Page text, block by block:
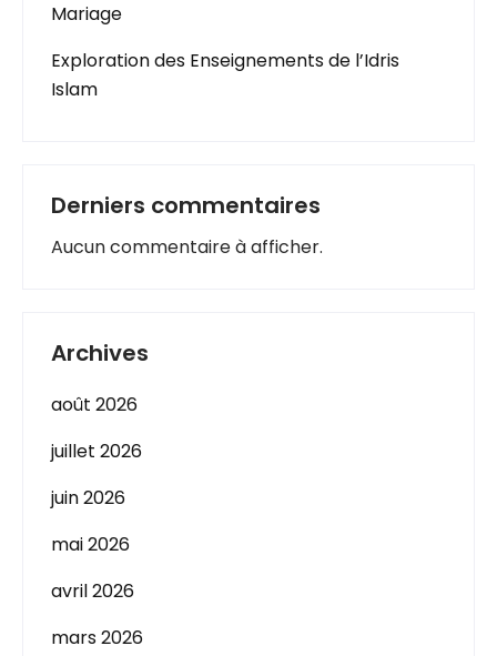
Mariage
Exploration des Enseignements de l’Idris
Islam
Derniers commentaires
Aucun commentaire à afficher.
Archives
août 2026
juillet 2026
juin 2026
mai 2026
avril 2026
mars 2026